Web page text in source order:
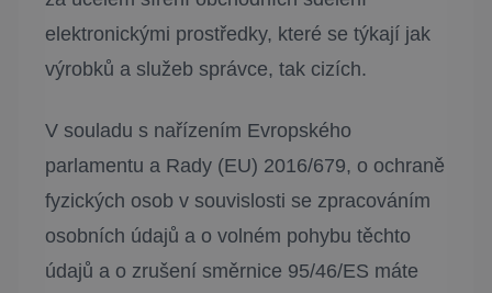
elektronickými prostředky, které se týkají jak
výrobků a služeb správce, tak cizích.
V souladu s nařízením Evropského
parlamentu a Rady (EU) 2016/679, o ochraně
fyzických osob v souvislosti se zpracováním
osobních údajů a o volném pohybu těchto
údajů a o zrušení směrnice 95/46/ES máte